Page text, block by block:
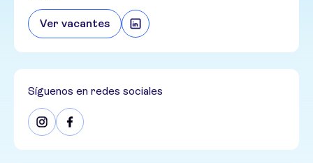
Ver vacantes
Síguenos en redes sociales